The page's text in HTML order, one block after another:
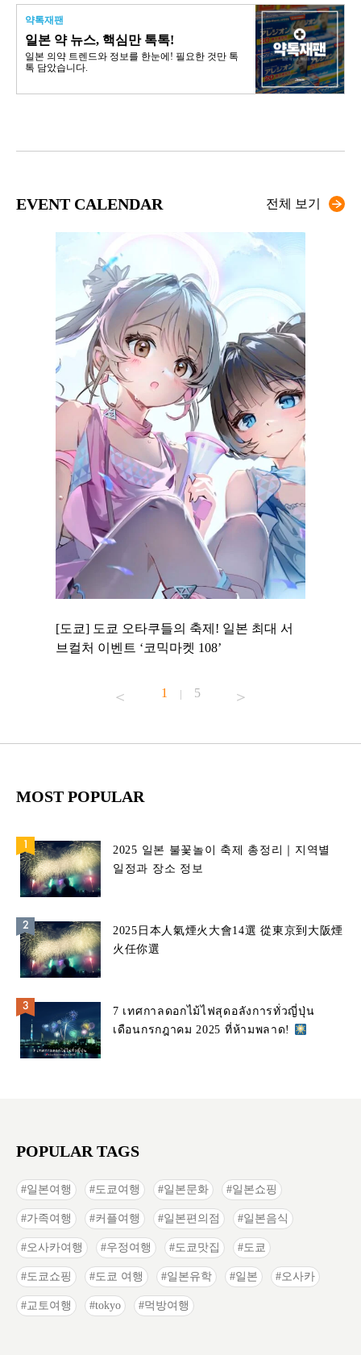
약톡재팬
일본 약 뉴스, 핵심만 톡톡!
일본 의약 트렌드와 정보를 한눈에! 필요한 것만 톡
톡 담았습니다.
EVENT CALENDAR 전체 보기
[도쿄] 도쿄 오타쿠들의 축제! 일본 최대 서
브컬처 이벤트 ‘코믹마켓 108’
1 | 5
MOST POPULAR
2025 일본 불꽃놀이 축제 총정리｜지역별
일정과 장소 정보
2025日本人氣煙火大會14選 從東京到大阪煙
火任你選
7 เทศกาลดอกไม้ไฟสุดอลังการทั่วญี่ปุ่น
เดือนกรกฎาคม 2025 ที่ห้ามพลาด!
POPULAR TAGS
일본여행 도쿄여행 일본문화 일본쇼핑
가족여행 커플여행 일본편의점 일본음식
오사카여행 우정여행 도쿄맛집 도쿄
도쿄쇼핑 도쿄 여행 일본유학 일본 오사카
교토여행 tokyo 먹방여행